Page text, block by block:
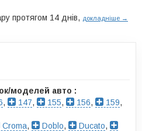
протягом 14 днів, докладніше →
моделей авто :
, 147, 155, 156, 159,
Croma, Doblo, Ducato,